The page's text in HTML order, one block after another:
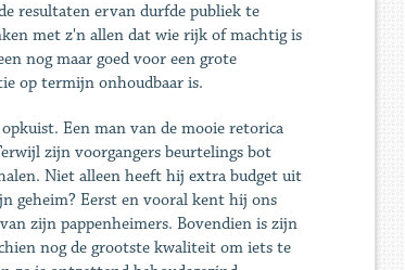
resultaten ervan durfde publiek te
met z'n allen dat wie rijk of machtig is
nog maar goed voor een grote
op termijn onhoudbaar is.
Een man van de mooie retorica
zijn voorgangers beurtelings bot
Niet alleen heeft hij extra budget uit
geheim? Eerst en vooral kent hij ons
zijn pappenheimers. Bovendien is zijn
nog de grootste kwaliteit om iets te